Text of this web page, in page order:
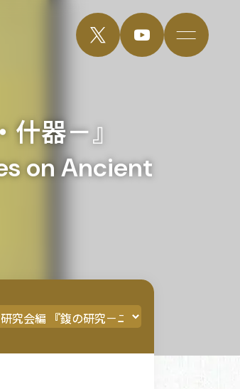
器－』
on Ancient